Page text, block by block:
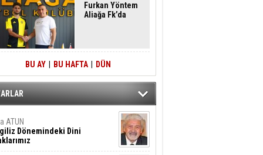
Furkan Yöntem
Aliağa Fk’da
BU AY BU HAFTA DÜN
ATUN
Dönemindeki Dini